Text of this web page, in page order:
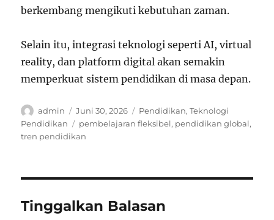
berkembang mengikuti kebutuhan zaman.
Selain itu, integrasi teknologi seperti AI, virtual
reality, dan platform digital akan semakin
memperkuat sistem pendidikan di masa depan.
Author
admin
Posted
on
Juni 30, 2026 Categories
Pendidikan,Teknologi
Pendidikan
Tags
pembelajaran fleksibel, pendidikan global,
tren pendidikan
Tinggalkan Balasan